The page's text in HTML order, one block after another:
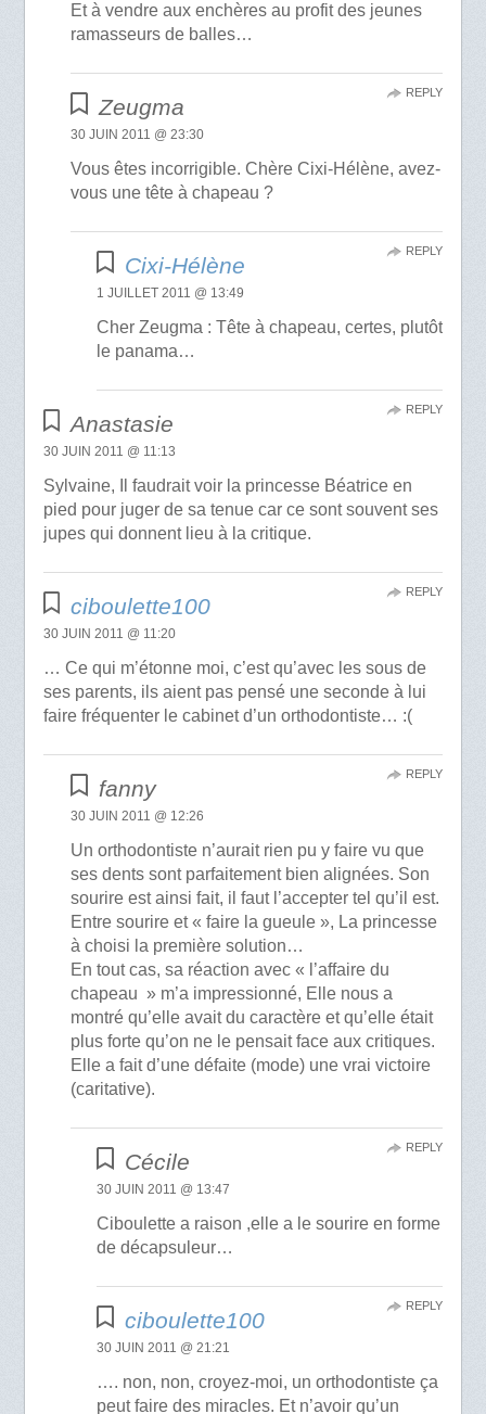
Et à vendre aux enchères au profit des jeunes
ramasseurs de balles…
Zeugma
30 JUIN 2011 @ 23:30
Vous êtes incorrigible. Chère Cixi-Hélène, avez-
vous une tête à chapeau ?
REPLY
Cixi-Hélène
1 JUILLET 2011 @ 13:49
Cher Zeugma : Tête à chapeau, certes, plutôt
le panama…
REPLY
Anastasie
30 JUIN 2011 @ 11:13
Sylvaine, Il faudrait voir la princesse Béatrice en
pied pour juger de sa tenue car ce sont souvent ses
jupes qui donnent lieu à la critique.
REPLY
ciboulette100
30 JUIN 2011 @ 11:20
… Ce qui m’étonne moi, c’est qu’avec les sous de
ses parents, ils aient pas pensé une seconde à lui
faire fréquenter le cabinet d’un orthodontiste… :(
REPLY
fanny
30 JUIN 2011 @ 12:26
Un orthodontiste n’aurait rien pu y faire vu que
ses dents sont parfaitement bien alignées. Son
sourire est ainsi fait, il faut l’accepter tel qu’il est.
Entre sourire et « faire la gueule », La princesse
à choisi la première solution…
En tout cas, sa réaction avec « l’affaire du
chapeau » m’a impressionné, Elle nous a
montré qu’elle avait du caractère et qu’elle était
plus forte qu’on ne le pensait face aux critiques.
Elle a fait d’une défaite (mode) une vrai victoire
(caritative).
REPLY
Cécile
30 JUIN 2011 @ 13:47
Ciboulette a raison ,elle a le sourire en forme
de décapsuleur…
REPLY
ciboulette100
30 JUIN 2011 @ 21:21
…. non, non, croyez-moi, un orthodontiste ça
peut faire des miracles. Et n’avoir qu’un
REPLY